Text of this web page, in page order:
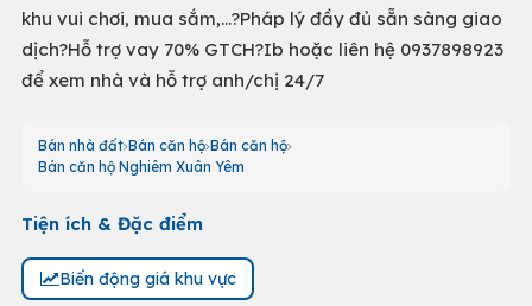
khu vui chơi, mua sắm,…?Pháp lý đầy đủ sẵn sàng giao
dịch?Hỗ trợ vay 70% GTCH?Ib hoặc liên hệ 0937898923
để xem nhà và hỗ trợ anh/chị 24/7
Bán nhà đất Bán căn hộ Bán căn hộ
Bán căn hộ Nghiêm Xuân Yêm
Tiện ích & Đặc điểm
Biến động giá khu vực